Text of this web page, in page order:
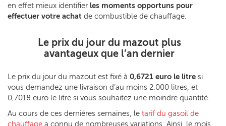
en effet mieux identifier les moments opportuns pour
effectuer votre achat de combustible de chauffage.
Le prix du jour du mazout plus
avantageux que l’an dernier
Le prix du jour du mazout est fixé à 0,6721 euro le litre si
vous demandez une livraison d’au moins 2.000 litres, et
0,7018 euro le litre si vous souhaitez une moindre quantité.
Au cours de ces dernières semaines, le tarif du gasoil de
chauffage a connu de nombreuses variations. Ainsi, le mois